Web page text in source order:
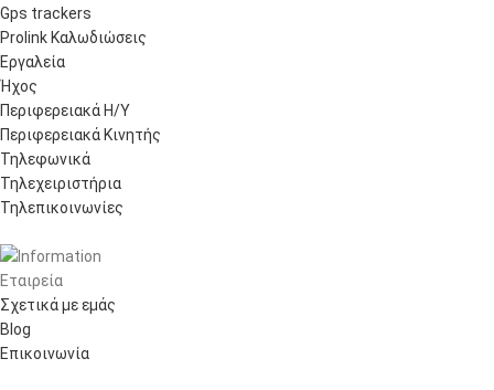
Gps trackers
Prolink Καλωδιώσεις
Εργαλεία
Ήχος
Περιφερειακά Η/Υ
Περιφερειακά Κινητής
Τηλεφωνικά
Τηλεχειριστήρια
Τηλεπικοινωνίες
Εταιρεία
Σχετικά με εμάς
Blog
Επικοινωνία